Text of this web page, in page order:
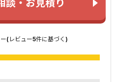
談・お見積り
(レビュー5件に基づく)